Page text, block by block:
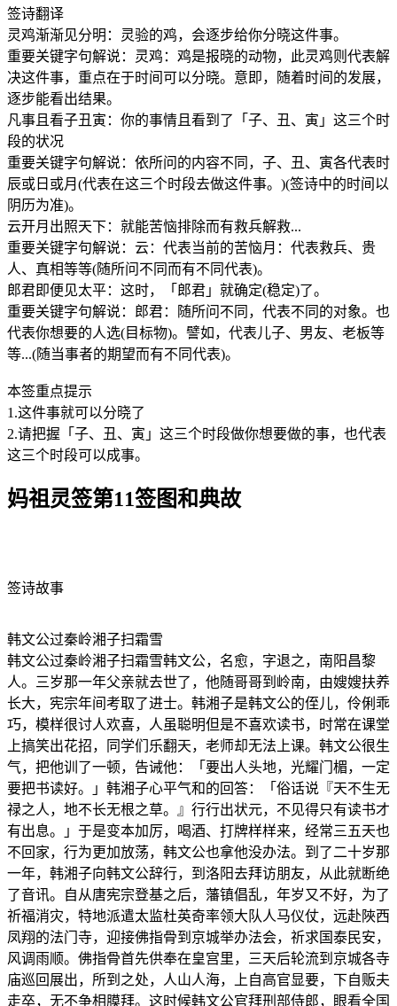
签诗翻译
灵鸡渐渐见分明：灵验的鸡，会逐步给你分晓这件事。
重要关键字句解说：灵鸡：鸡是报晓的动物，此灵鸡则代表解
决这件事，重点在于时间可以分晓。意即，随着时间的发展，
逐步能看出结果。
凡事且看子丑寅：你的事情且看到了「子、丑、寅」这三个时
段的状况
重要关键字句解说：依所问的内容不同，子、丑、寅各代表时
辰或日或月(代表在这三个时段去做这件事。)(签诗中的时间以
阴历为准)。
云开月出照天下：就能苦恼排除而有救兵解救...
重要关键字句解说：云：代表当前的苦恼月：代表救兵、贵
人、真相等等(随所问不同而有不同代表)。
郎君即便见太平：这时，「郎君」就确定(稳定)了。
重要关键字句解说：郎君：随所问不同，代表不同的对象。也
代表你想要的人选(目标物)。譬如，代表儿子、男友、老板等
等...(随当事者的期望而有不同代表)。
本签重点提示
1.这件事就可以分晓了
2.请把握「子、丑、寅」这三个时段做你想要做的事，也代表
这三个时段可以成事。
妈祖灵签第11签图和典故
签诗故事
韩文公过秦岭湘子扫霜雪
韩文公过秦岭湘子扫霜雪韩文公，名愈，字退之，南阳昌黎
人。三岁那一年父亲就去世了，他随哥哥到岭南，由嫂嫂扶养
长大，宪宗年间考取了进士。韩湘子是韩文公的侄儿，伶俐乖
巧，模样很讨人欢喜，人虽聪明但是不喜欢读书，时常在课堂
上搞笑出花招，同学们乐翻天，老师却无法上课。韩文公很生
气，把他训了一顿，告诫他：「要出人头地，光耀门楣，一定
要把书读好。」韩湘子心平气和的回答：「俗话说『天不生无
禄之人，地不长无根之草。』行行出状元，不见得只有读书才
有出息。」于是变本加厉，喝酒、打牌样样来，经常三五天也
不回家，行为更加放荡，韩文公也拿他没办法。到了二十岁那
一年，韩湘子向韩文公辞行，到洛阳去拜访朋友，从此就断绝
了音讯。自从唐宪宗登基之后，藩镇倡乱，年岁又不好，为了
祈福消灾，特地派遣太监杜英奇率领大队人马仪仗，远赴陜西
凤翔的法门寺，迎接佛指骨到京城举办法会，祈求国泰民安，
风调雨顺。佛指骨首先供奉在皇宫里，三天后轮流到京城各寺
庙巡回展出，所到之处，人山人海，上自高官显要，下自贩夫
走卒，无不争相膜拜。这时候韩文公官拜刑部侍郎，眼看全国